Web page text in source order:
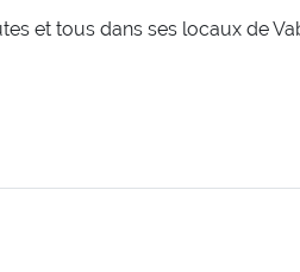
et tous dans ses locaux de